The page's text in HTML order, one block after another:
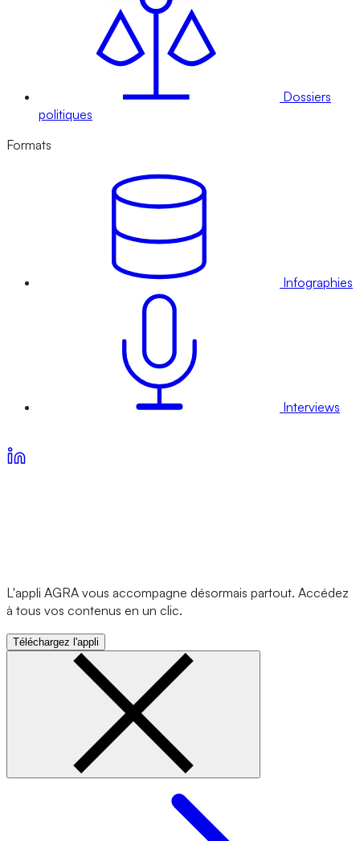
Dossiers
politiques
Formats
Infographies
Interviews
L'appli AGRA vous accompagne désormais partout. Accédez
à tous vos contenus en un clic.
Téléchargez l'appli